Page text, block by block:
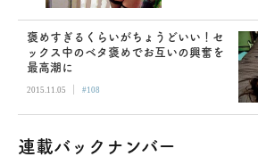
褒めすぎるくらいがちょうどいい！セ
ックス中のベタ褒めでお互いの興奮を
最高潮に
2015.11.05 | #108
連載バックナンバー